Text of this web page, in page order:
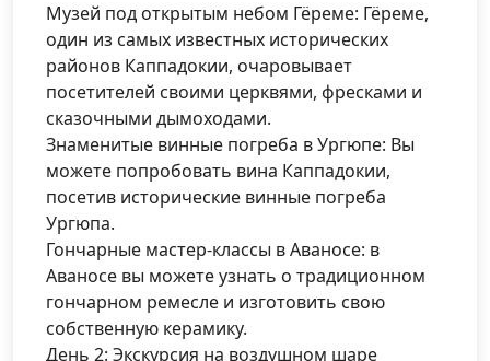
Музей под открытым небом Гёреме: Гёреме,
один из самых известных исторических
районов Каппадокии, очаровывает
посетителей своими церквями, фресками и
сказочными дымоходами.
Знаменитые винные погреба в Ургюпе: Вы
можете попробовать вина Каппадокии,
посетив исторические винные погреба
Ургюпа.
Гончарные мастер-классы в Аваносе: в
Аваносе вы можете узнать о традиционном
гончарном ремесле и изготовить свою
собственную керамику.
День 2: Экскурсия на воздушном шаре